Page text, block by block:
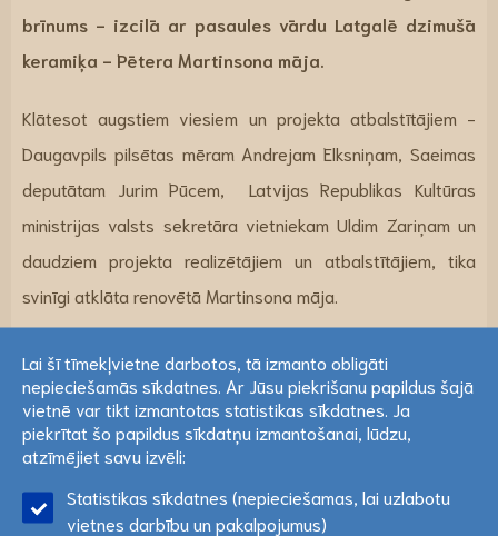
Lai šī tīmekļvietne darbotos, tā izmanto obligāti
nepieciešamās sīkdatnes. Ar Jūsu piekrišanu papildus šajā
vietnē var tikt izmantotas statistikas sīkdatnes. Ja
atzīmējiet savu izvēli:Lasīt vairāk
brīnums - izcilā ar pasaules vārdu Latgalē dzimušā
keramiķa - Pētera Martinsona māja
Klātesot augstiem viesiem un projekta atbalstītājiem -
Daugavpils pilsētas mēram Andrejam Elksniņam, Saeimas
deputātam Jurim Pūcem, Latvijas Republikas Kultūras
ministrijas valsts sekretāra vietniekam Uldim Zariņam un
daudziem projekta realizētājiem un atbalstītājiem, tika
svinīgi atklāta renovētā Martinsona māja.
Lai šī tīmekļvietne darbotos, tā izmanto obligāti
nepieciešamās sīkdatnes. Ar Jūsu piekrišanu papildus šajā
vietnē var tikt izmantotas statistikas sīkdatnes. Ja
piekrītat šo papildus sīkdatņu izmantošanai, lūdzu,
atzīmējiet savu izvēli:
Statistikas sīkdatnes (nepieciešamas, lai uzlabotu
vietnes darbību un pakalpojumus)